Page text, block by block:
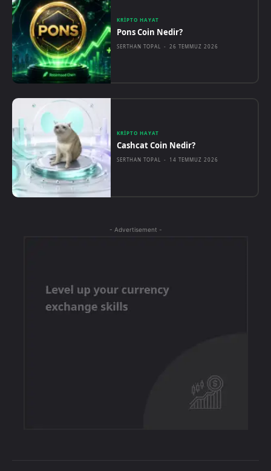
KRIPTO HAYAT
Pons Coin Nedir?
SERTHAN TOPAL - 26 TEMMUZ 2026
KRIPTO HAYAT
Cashcat Coin Nedir?
SERTHAN TOPAL - 14 TEMMUZ 2026
- Advertisement -